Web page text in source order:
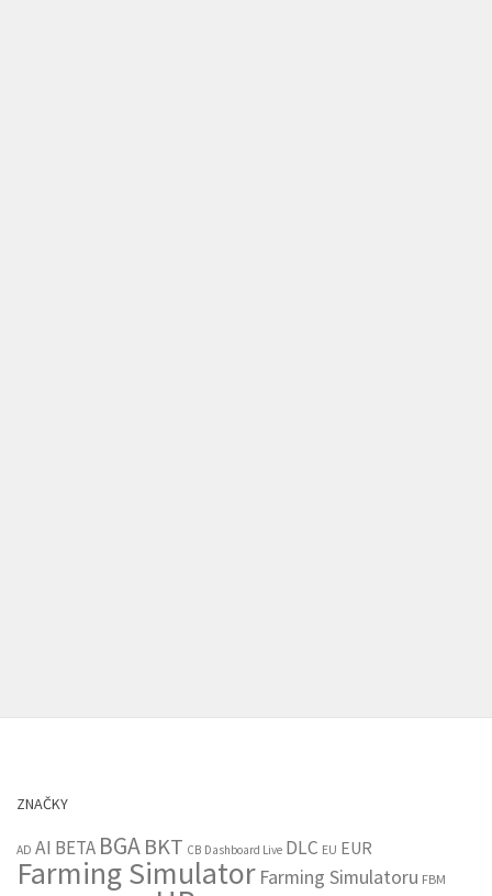
ZNAČKY
AD AI BETA BGABKT CB Dashboard Live DLC EU EUR
Farming Simulator Farming Simulatoru FBM